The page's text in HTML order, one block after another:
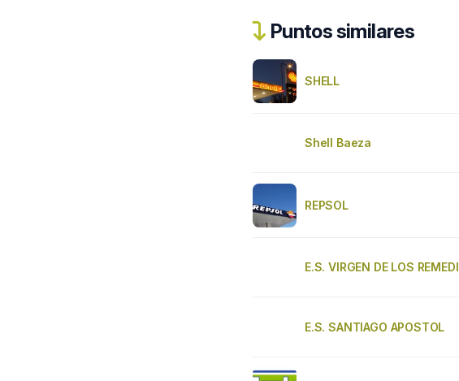
Puntos similares
SHELL
Shell Baeza
REPSOL
E.S. VIRGEN DE LOS REMEDI
E.S. SANTIAGO APOSTOL